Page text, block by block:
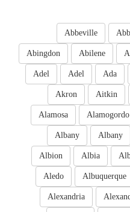
Abbeville
Abilene
Abingdon
Ada
Adel
Adel
Aitkin
Akron
Alamogordo
Alamosa
Albany
Albany
Albia
Albion
Albuquerque
Aledo
Alexandria